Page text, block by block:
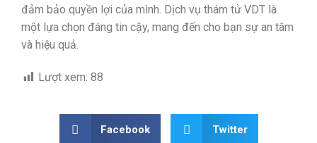
đảm bảo quyền lợi của mình. Dịch vụ thám tử VDT là
một lựa chọn đáng tin cậy, mang đến cho bạn sự an tâm
và hiệu quả.
Lượt xem: 88
Facebook Twitter